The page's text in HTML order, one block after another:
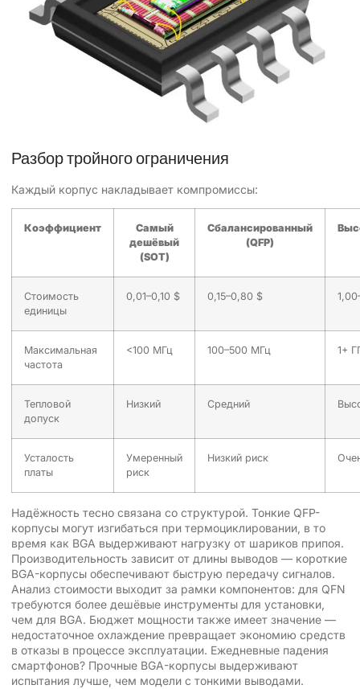
Разбор тройного ограничения
Каждый корпус накладывает компромиссы:
Коэффициент
Самый
дешёвый
(SOT)
Сбалансированный
(QFP)
Стоимость
единицы
0,01–0,10 $ 0,15–0,80 $
Максимальная
частота
<100 МГц 100–500 МГц 1+
Тепловой
допуск
Низкий Средний
Усталость
платы
Умеренный
риск
Низкий риск
Надёжность тесно связана со структурой. Тонкие QFP-
корпусы могут изгибаться при термоциклировании, в то
время как BGA выдерживают нагрузку от шариков припоя.
Производительность зависит от длины выводов — короткие
BGA-корпусы обеспечивают быструю передачу сигналов.
Анализ стоимости выходит за рамки компонентов: для QFN
требуются более дешёвые инструменты для установки,
чем для BGA. Бюджет мощности также имеет значение —
недостаточное охлаждение превращает экономию средств
в отказы в процессе эксплуатации. Ежедневные падения
смартфонов? Прочные BGA-корпусы выдерживают
испытания лучше, чем модели с тонкими выводами.